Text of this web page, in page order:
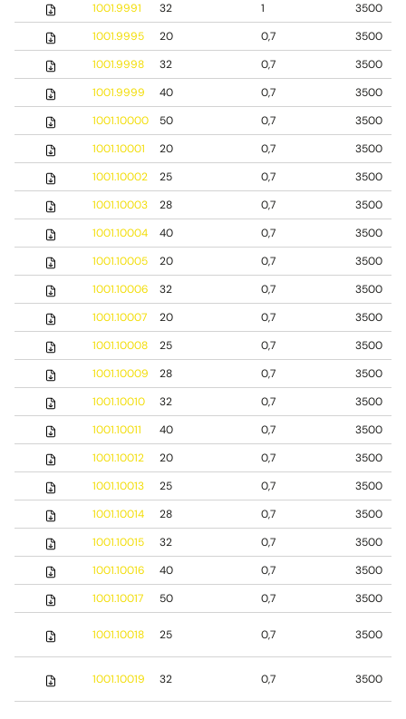
1001.9991
32 1
3500
1001.9995
20 0,7
3500
1001.9998
32 0,7
3500
1001.9999
40 0,7
3500
1001.10000
50 0,7
3500
1001.10001
20 0,7
3500
1001.10002
25 0,7
3500
1001.10003
28 0,7
3500
1001.10004
40 0,7
3500
1001.10005
20 0,7
3500
1001.10006
32 0,7
3500
1001.10007
20 0,7
3500
1001.10008
25 0,7
3500
1001.10009
28 0,7
3500
1001.10010
32 0,7
3500
1001.10011
40 0,7
3500
1001.10012
20 0,7
3500
1001.10013
25 0,7
3500
1001.10014
28 0,7
3500
1001.10015
32 0,7
3500
1001.10016
40 0,7
3500
1001.10017
50 0,7 3500
1001.10018 25 0,7 3500
1001.10019 32 0,7 3500